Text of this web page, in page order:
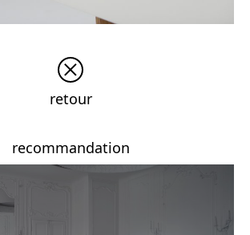
retour
recommandation